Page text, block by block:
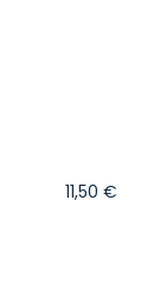
11,50 €